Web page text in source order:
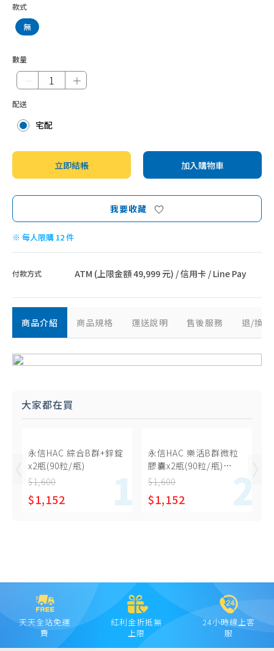
蜆精、蜆錠
特殊營養品
抗敏保健
骨骼保健
乳清蛋白
款式
無
數量
＋
配送
宅配
立即結帳 加入購物車
我要收藏
※ 每人限購 12 件
付款方式 ATM (上限金額 49,999 元) / 信用卡 / Line Pay
商品介紹 商品規格 運送說明 售後服務 退/換
大家都在買
永信HAC 綜合B群+鋅錠
x2瓶(90粒/瓶)
$1,600
$1,152
永信HAC 樂活B群微粒
膠囊x2瓶(90粒/瓶)
-2027/02/28到期
$1,600
$1,152
天天全站免運
費
紅利金折抵無
上限
24小時線上客
服